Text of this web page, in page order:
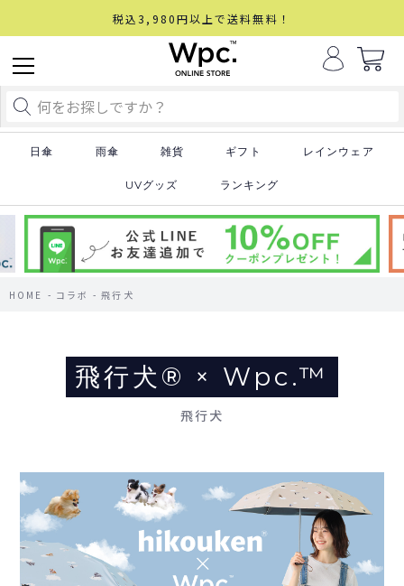
税込3,980円以上で送料無料！
日傘 雨傘 雑貨 ギフト レインウェア
UVグッズ ランキング
HOME コラボ 飛行犬
飛行犬® × Wpc.™
飛行犬